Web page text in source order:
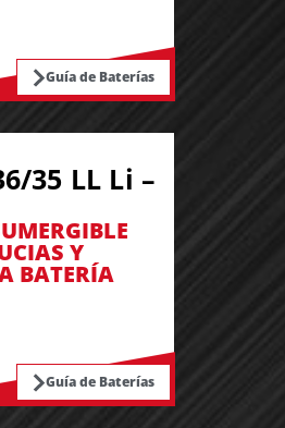
Guía de Baterías
35 LL Li –
Y
BATERÍA
Guía de Baterías